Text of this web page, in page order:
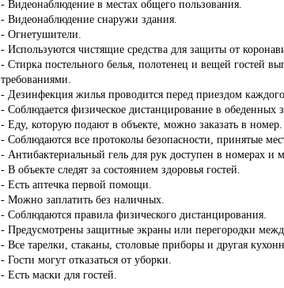
- Видеонаблюдение в местах общего пользования.
- Видеонаблюдение снаружи здания.
- Огнетушители.
- Используются чистящие средства для защиты от
- Стирка постельного белья, полотенец и вещей гостей
требованиями.
- Дезинфекция жилья проводится перед приездом каждого
- Соблюдается физическое дистанцирование в обеденных
- Еду, которую подают в объекте, можно заказать в номер.
- Соблюдаются все протоколы безопасности, принятые
- Антибактериальный гель для рук доступен в номерах и
- В объекте следят за состоянием здоровья гостей.
- Есть аптечка первой помощи.
- Можно заплатить без наличных.
- Соблюдаются правила физического дистанцирования.
- Предусмотрены защитные экраны или перегородки
- Все тарелки, стаканы, столовые приборы и другая
- Гости могут отказаться от уборки.
- Есть маски для гостей.